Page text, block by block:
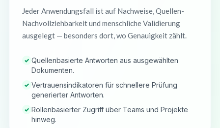
Jeder Anwendungsfall ist auf Nachweise, Quellen-
Nachvollziehbarkeit und menschliche Validierung
ausgelegt — besonders dort, wo Genauigkeit zählt.
✓ Quellenbasierte Antworten aus ausgewählten
Dokumenten.
✓ Vertrauensindikatoren für schnellere Prüfung
generierter Antworten.
✓ Rollenbasierter Zugriff über Teams und Projekte
hinweg.